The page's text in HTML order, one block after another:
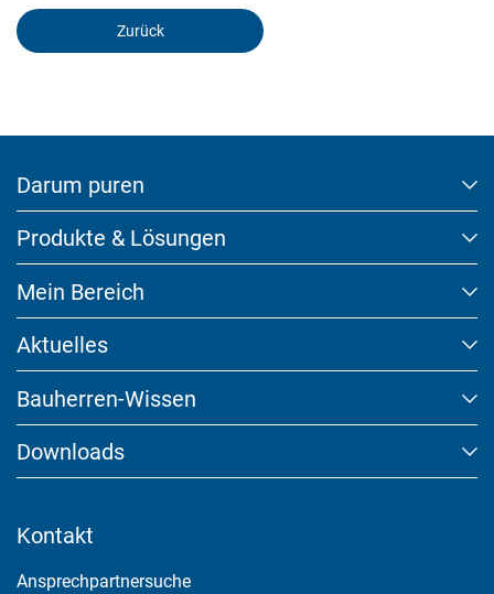
Zurück
Darum puren
Kontakt
Ansprechpartnersuche
Produkte & Lösungen
Mein Bereich
Aktuelles
Bauherren-Wissen
Downloads
External Content
Marketing und Statistik
anonymes Tracking zu aktivieren. Hierbei werden können
Cookie Informationen anzeigen